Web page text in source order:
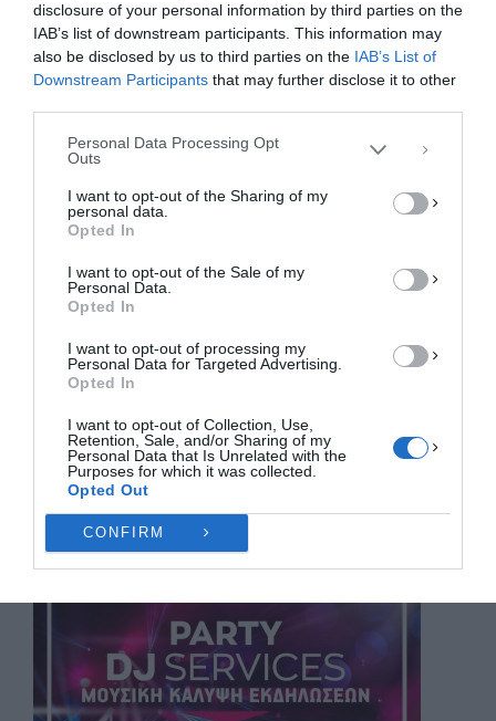
disclosure of your personal information by third parties on the
IAB’s list of downstream participants. This information may
also be disclosed by us to third parties on the IAB’s List of
Downstream Participants that may further disclose it to other
Personal Data Processing Opt
Outs
I want to opt-out of the Sharing of my
personal data.
Opted In
I want to opt-out of the Sale of my
Personal Data.
Opted In
I want to opt-out of processing my
Personal Data for Targeted Advertising.
Opted In
I want to opt-out of Collection, Use,
Retention, Sale, and/or Sharing of my
Personal Data that Is Unrelated with the
Purposes for which it was collected.
Opted Out
CONFIRM
Για να παρέχουμε την καλύτερη εμπειρία, χρησιμοποιούμε τεχνολογίες όπως
cookies για την αποθήκευση ή/και την πρόσβαση σε πληροφορίες συσκευών.
Η συγκατάθεση για τις εν λόγω τεχνολογίες θα μας επιτρέψει να
επεξεργαστούμε δεδομένα προσωπικού χαρακτήρα, όπως συμπεριφορά
περιήγησης ή μοναδικά αναγνωριστικά σε αυτόν τον ιστότοπο. Η μη
συγκατάθεση ή η ανάκληση της συγκατάθεσης, μπορεί να επηρεάσει
αρνητικά ορισμένες λειτουργίες και δυνατότητες.
ΠΡΟΒΟΛΉ ΠΡΟΤΙΜΉΣΕΩΝ
Πολιτική Cookies